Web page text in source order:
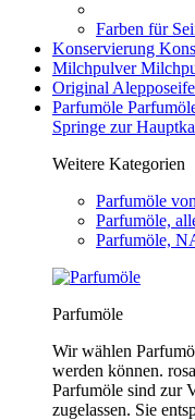
Farben für
Konservierung
Milchpulver
Original
Parfumöle
Springe zur
Weitere Kategorien
Parfumöle
Parfumöle,
Parfumöle,
Parfumöle
Wir wählen
werden können.
Parfumöle sind zur
zugelassen. Sie